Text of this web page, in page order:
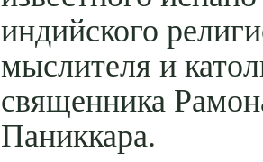
индийского
мыслителя и
священника
Паниккара.